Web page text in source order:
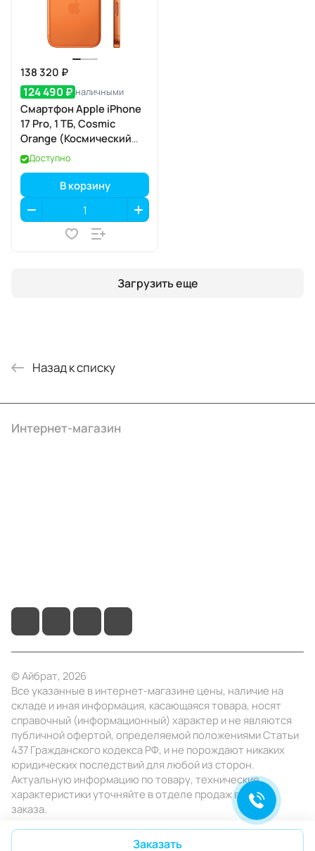
Заказать
138 320 ₽
124 490 ₽ наличными
Смартфон Apple iPhone
17 Pro, 1 ТБ, Cosmic
Orange (Космический
оранжевый) Dual eSIM
Доступно
В корзину
Загрузить еще
Назад к списку
Интернет-магазин
© Айбрат, 2026
Все указанные в интернет-магазине цены, наличие на
складе и иная информация, касающаяся товара, носят
справочный (информационный) характер и не являются
публичной офертой, определяемой положениями Статьи
437 Гражданского кодекса РФ, и не порождают никаких
юридических последствий для любой из сторон.
Актуальную информацию по товару, технические
характеристики уточняйте в отделе продаж в день
заказа.
Конфиденциальность